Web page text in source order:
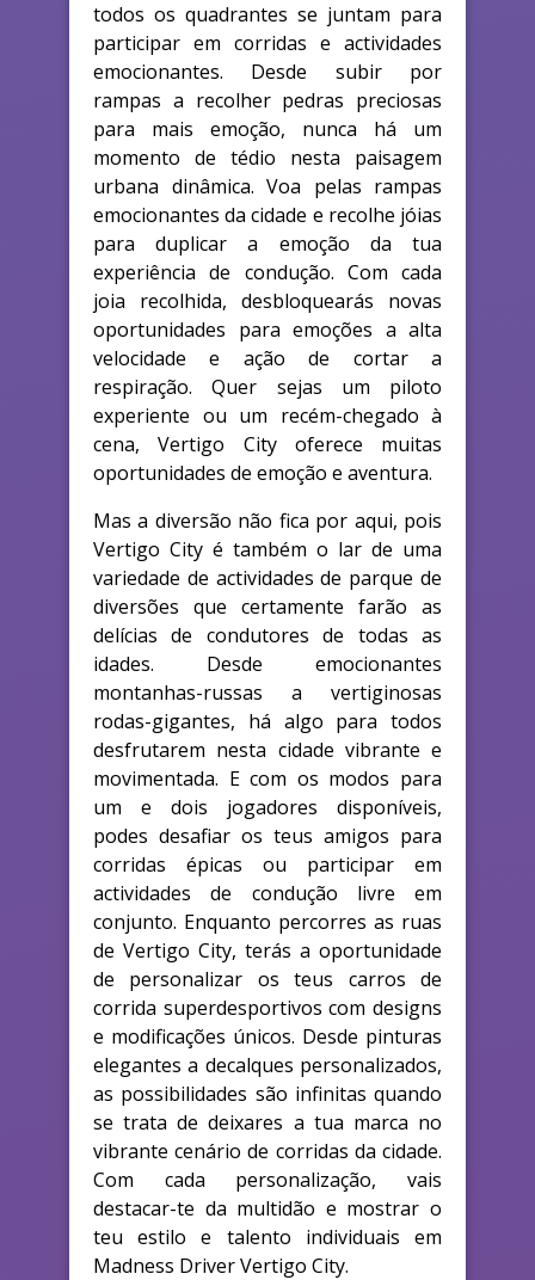
todos os quadrantes se juntam para
participar em corridas e actividades
emocionantes. Desde subir por
rampas a recolher pedras preciosas
para mais emoção, nunca há um
momento de tédio nesta paisagem
urbana dinâmica. Voa pelas rampas
emocionantes da cidade e recolhe jóias
para duplicar a emoção da tua
experiência de condução. Com cada
joia recolhida, desbloquearás novas
oportunidades para emoções a alta
velocidade e ação de cortar a
respiração. Quer sejas um piloto
experiente ou um recém-chegado à
cena, Vertigo City oferece muitas
oportunidades de emoção e aventura.
Mas a diversão não fica por aqui, pois
Vertigo City é também o lar de uma
variedade de actividades de parque de
diversões que certamente farão as
delícias de condutores de todas as
idades. Desde emocionantes
montanhas-russas a vertiginosas
rodas-gigantes, há algo para todos
desfrutarem nesta cidade vibrante e
movimentada. E com os modos para
um e dois jogadores disponíveis,
podes desafiar os teus amigos para
corridas épicas ou participar em
actividades de condução livre em
conjunto. Enquanto percorres as ruas
de Vertigo City, terás a oportunidade
de personalizar os teus carros de
corrida superdesportivos com designs
e modificações únicos. Desde pinturas
elegantes a decalques personalizados,
as possibilidades são infinitas quando
se trata de deixares a tua marca no
vibrante cenário de corridas da cidade.
Com cada personalização, vais
destacar-te da multidão e mostrar o
teu estilo e talento individuais em
Madness Driver Vertigo City.